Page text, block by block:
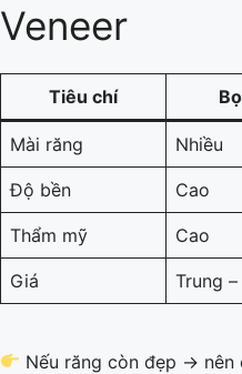
Veneer
Tiêu chí
Mài răng Nhiều
Độ bền Cao
Thẩm mỹ Cao
Giá Trung
Nếu răng còn đẹp → nên